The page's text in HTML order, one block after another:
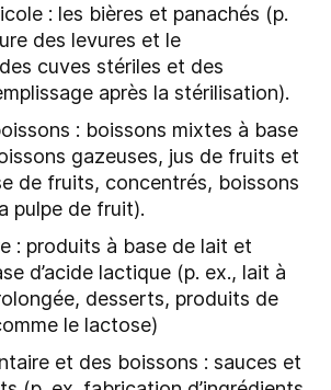
: les bières et panachés (p.
des levures et le
cuves stériles et des
après la stérilisation).
: boissons mixtes à base
gazeuses, jus de fruits et
de fruits, concentrés, boissons
pulpe de fruit).
: produits à base de lait et
d’acide lactique (p. ex., lait à
desserts, produits de
le lactose)
et des boissons : sauces et